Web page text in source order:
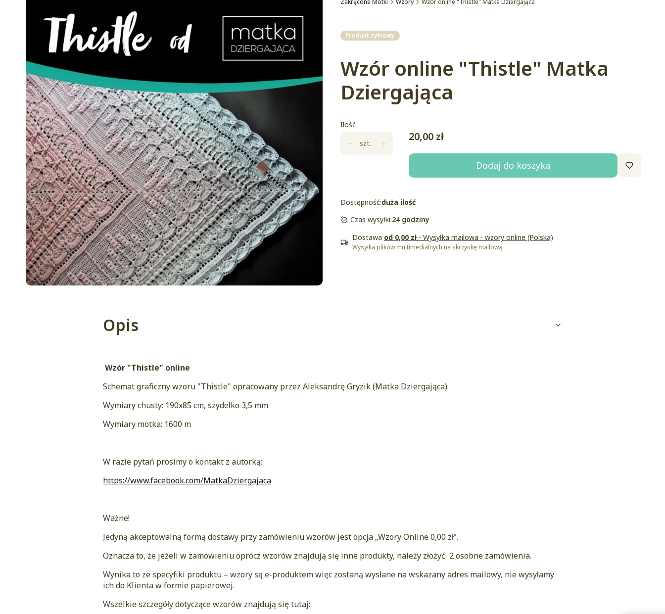
Zakręcone Motki Wzory Wzór online "Thistle" Matka Dziergająca
Etykiety
Produkt cyfrowy
Wzór online "Thistle" Matka
Dziergająca
Ilość
szt.
Cena
20,00 zł
Dodaj do koszyka
Dostępność:duża ilość
Czas wysyłki:24 godziny
Dostawa od 0,00 zł - Wysyłka mailowa - wzory online (Polska)
Wysyłka plików multimedialnych na skrzynkę mailową
Opis
Wzór "Thistle" online
Schemat graficzny wzoru "Thistle" opracowany przez Aleksandrę Gryzik (Matka Dziergająca).
Wymiary chusty: 190x85 cm, szydełko 3,5 mm
Wymiary motka: 1600 m
W razie pytań prosimy o kontakt z autorką:
https://www.facebook.com/MatkaDziergajaca
Ważne!
Jedyną akceptowalną formą dostawy przy zamówieniu wzorów jest opcja „Wzory Online 0,00 zł”.
Oznacza to, że jeżeli w zamówieniu oprócz wzorów znajdują się inne produkty, należy złożyć 2 osobne zamówienia.
Wynika to ze specyfiki produktu – wzory są e-produktem więc zostaną wysłane na wskazany adres mailowy, nie wysyłamy
ich do Klienta w formie papierowej.
Wszelkie szczegóły dotyczące wzorów znajdują się tutaj: